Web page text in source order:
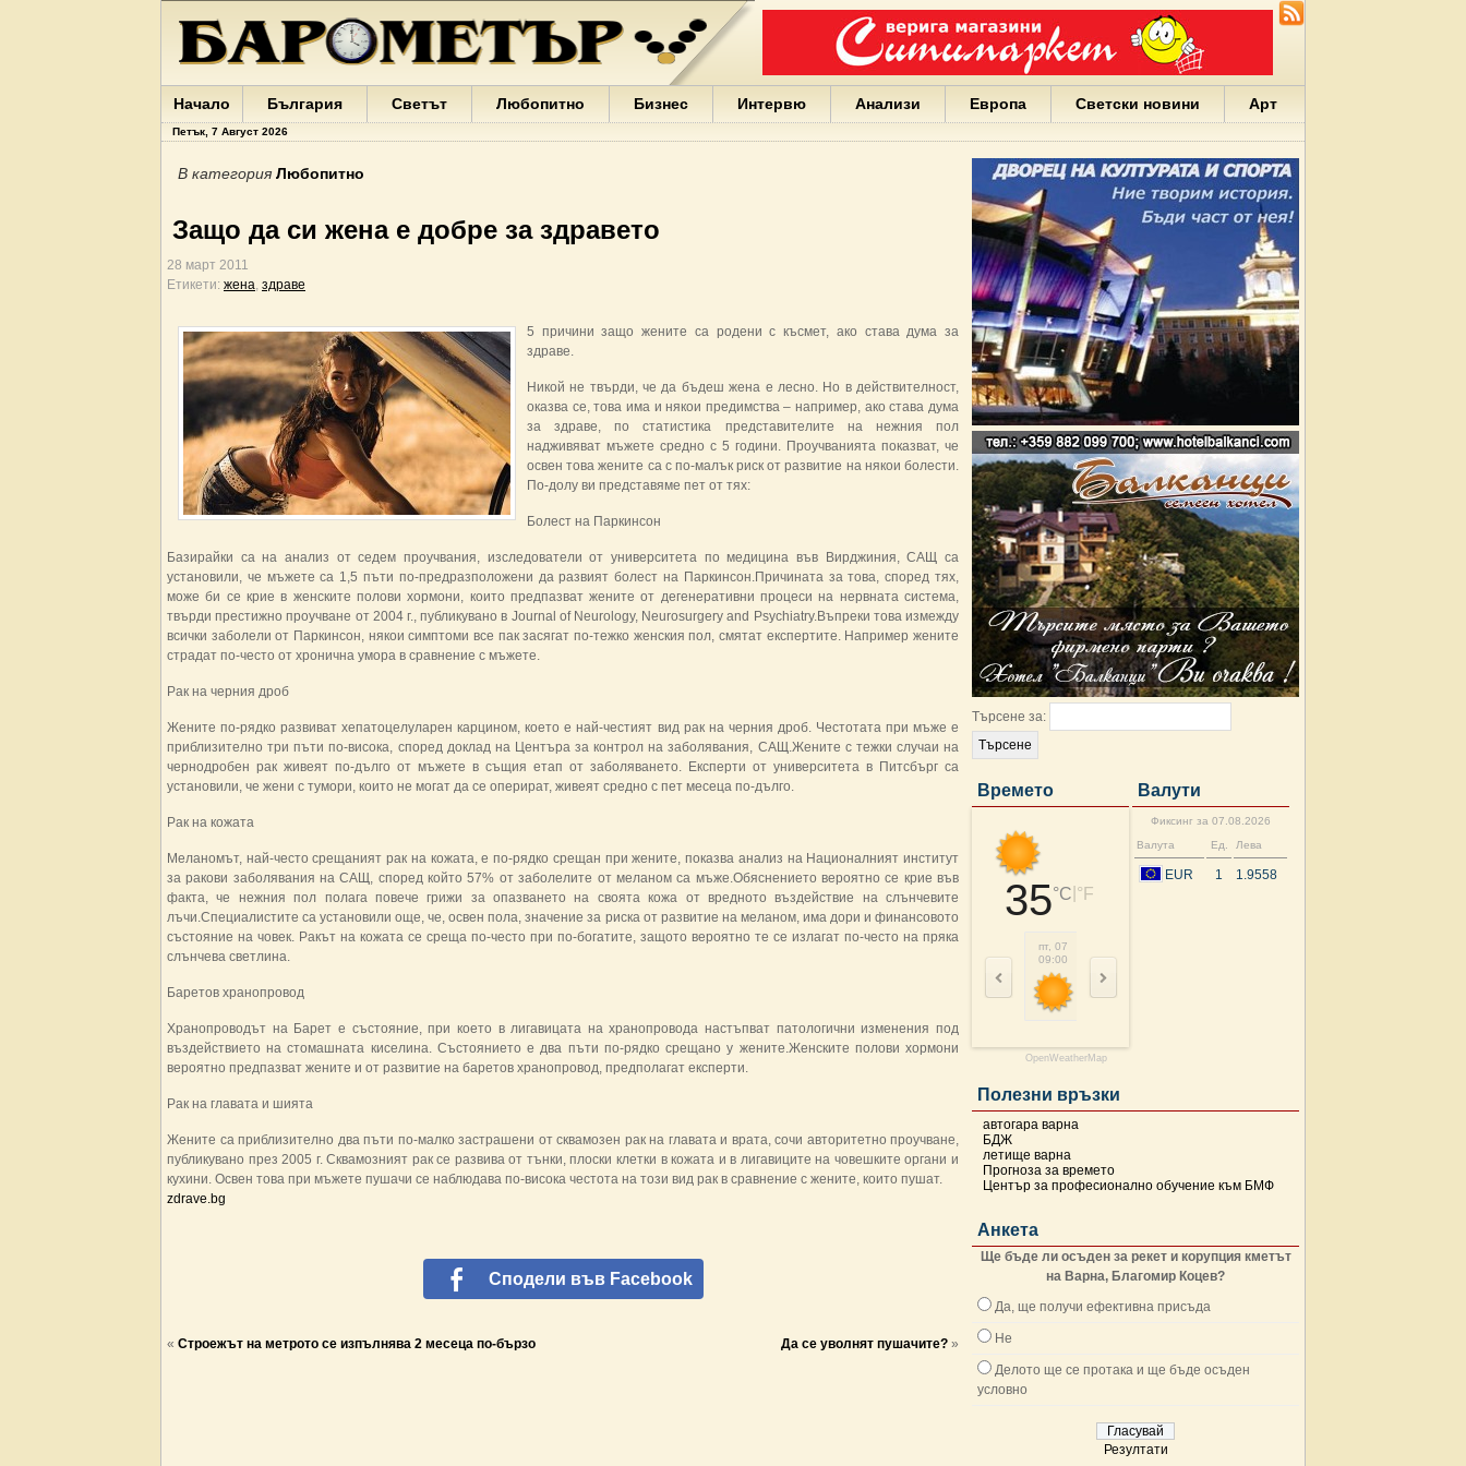
Варна
България
Портних
Facebook
ЕС
Борисов
Европа
Гърция
бизнес
деца
Бербатов
ГЕРБ
Начало България Светът Любопитно Бизнес Интервю Анализи Европа Светски новини Арт
Петък, 7 Август 2026
Търсене за:
Времето
35°C °F
пт, 07
09:00
12:00
OpenWeatherMap
Валути
Фиксинг за 07.08.2026
Валута
Ед. Лева
EUR 1 1.9558
Полезни връзки
автогара варна
БДЖ
летище варна
Прогноза за времето
Център за професионално обучение към БМФ
Анкета
Ще бъде ли осъден за рекет и корупция кметът
на Варна, Благомир Коцев?
Да, ще получи ефективна присъда
Не
Делото ще се протака и ще бъде осъден
условно
Резултати
В категория Любопитно
Защо да си жена е добре за здравето
28 март 2011
Етикети: жена, здраве
5 причини защо жените са родени с късмет, ако става дума за
здраве.
Никой не твърди, че да бъдеш жена е лесно. Но в действителност,
оказва се, това има и някои предимства – например, ако става дума
за здраве, по статистика представителите на нежния пол
надживяват мъжете средно с 5 години. Проучванията показват, че
освен това жените са с по-малък риск от развитие на някои болести.
По-долу ви представяме пет от тях:
Болест на Паркинсон
Базирайки са на анализ от седем проучвания, изследователи от университета по медицина във Вирджиния, САЩ са
установили, че мъжете са 1,5 пъти по-предразположени да развият болест на Паркинсон.Причината за това, според тях,
може би се крие в женските полови хормони, които предпазват жените от дегенеративни процеси на нервната система,
твърди престижно проучване от 2004 г., публикувано в Journal of Neurology, Neurosurgery and Psychiatry.Въпреки това измежду
всички заболели от Паркинсон, някои симптоми все пак засягат по-тежко женския пол, смятат експертите. Например жените
страдат по-често от хронична умора в сравнение с мъжете.
Рак на черния дроб
Жените по-рядко развиват хепатоцелуларен карцином, което е най-честият вид рак на черния дроб. Честотата при мъже е
приблизително три пъти по-висока, според доклад на Центъра за контрол на заболявания, САЩ.Жените с тежки случаи на
чернодробен рак живеят по-дълго от мъжете в същия етап от заболяването. Експерти от университета в Питсбърг са
установили, че жени с тумори, които не могат да се оперират, живеят средно с пет месеца по-дълго.
Рак на кожата
Меланомът, най-често срещаният рак на кожата, е по-рядко срещан при жените, показва анализ на Националният институт
за ракови заболявания на САЩ, според който 57% от заболелите от меланом са мъже.Обяснението вероятно се крие във
факта, че нежния пол полага повече грижи за опазването на своята кожа от вредното въздействие на слънчевите
лъчи.Специалистите са установили още, че, освен пола, значение за риска от развитие на меланом, има дори и финансовото
състояние на човек. Ракът на кожата се среща по-често при по-богатите, защото вероятно те се излагат по-често на пряка
слънчева светлина.
Баретов хранопровод
Хранопроводът на Барет е състояние, при което в лигавицата на хранопровода настъпват патологични изменения под
въздействието на стомашната киселина. Състоянието е два пъти по-рядко срещано у жените.Женските полови хормони
вероятно предпазват жените и от развитие на баретов хранопровод, предполагат експерти.
Рак на главата и шията
Жените са приблизително два пъти по-малко застрашени от сквамозен рак на главата и врата, сочи авторитетно проучване,
публикувано през 2005 г. Сквамозният рак се развива от тънки, плоски клетки в кожата и в лигавиците на човешките органи и
кухини. Освен това при мъжете пушачи се наблюдава по-висока честота на този вид рак в сравнение с жените, които пушат.
zdrave.bg
Сподели във Facebook
« Строежът на метрото се изпълнява 2 месеца по-бързо Да се уволнят пушачите? »